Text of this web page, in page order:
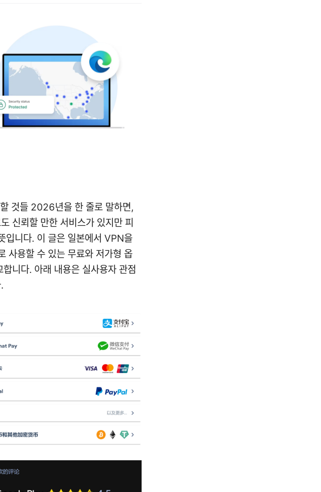
것들 2026년을 한 줄로 말하면,
신뢰할 만한 서비스가 있지만 피
입니다. 이 글은 일본에서 VPN을
사용할 수 있는 무료와 저가형 옵
니다. 아래 내용은 실사용자 관점